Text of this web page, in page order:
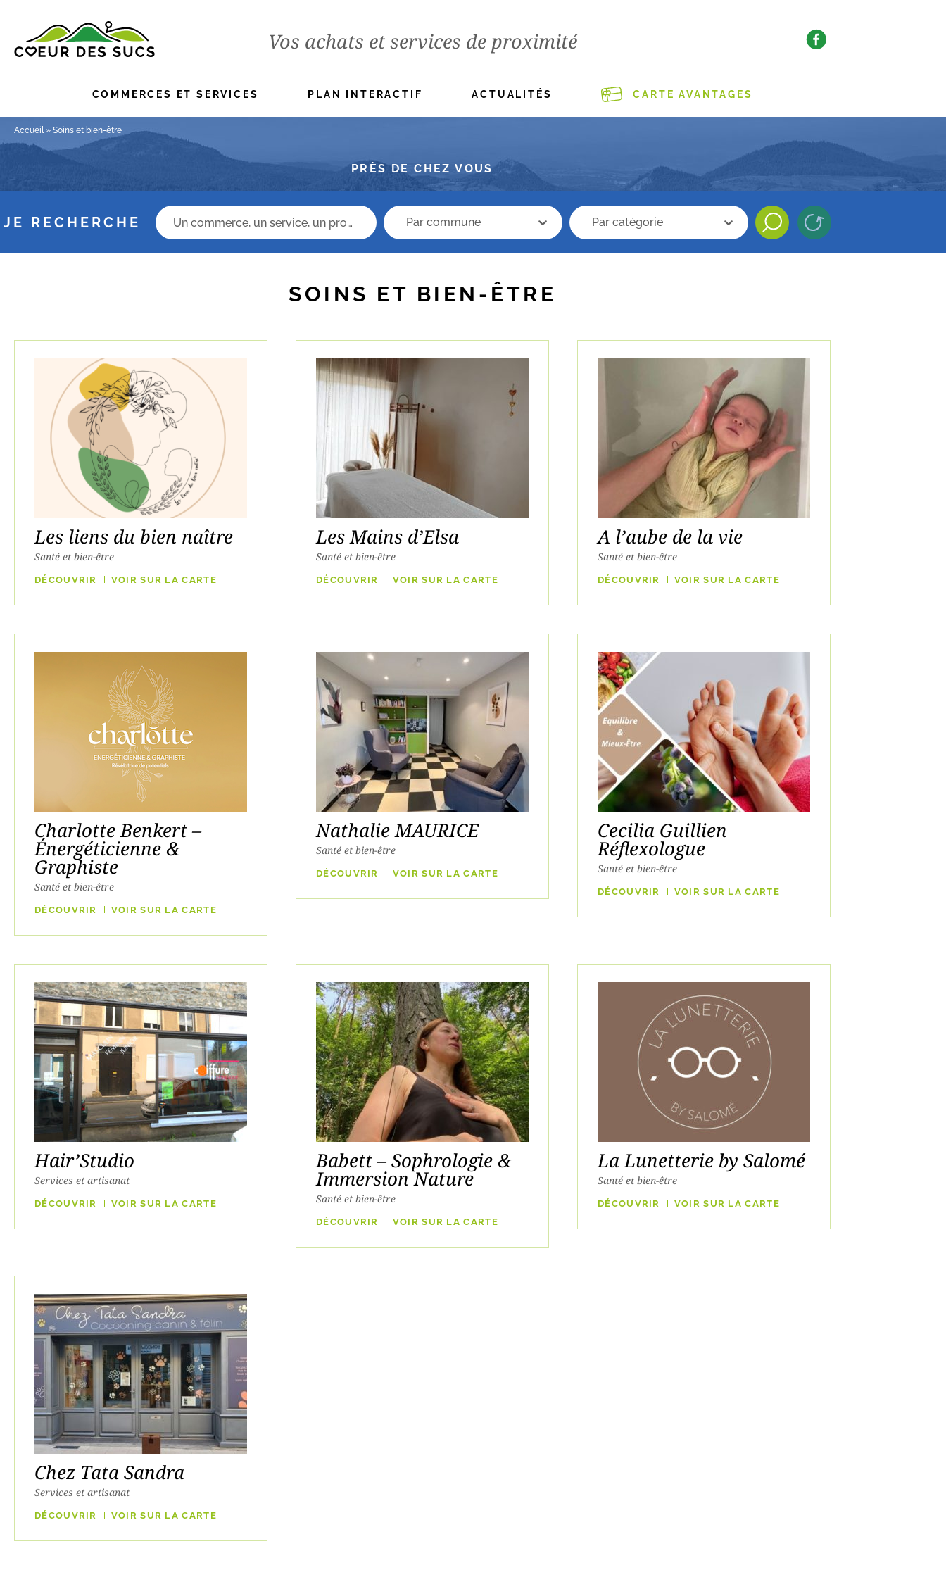
Vos achats et services de proximité
COMMERCES ET SERVICES PLAN INTERACTIF ACTUALITÉS CARTE AVANTAGES
Accueil» Soins et bien-être
PRÈS DE CHEZ VOUS
JE RECHERCHE
Champs recherche recherche commune
recherche commune
Recherche categorie
Recherche categorie
SOINS ET BIEN-ÊTRE
Les liens du bien naître
Santé et bien-être
DÉCOUVRIR VOIR SUR LA CARTE
Les Mains d’Elsa
Santé et bien-être
DÉCOUVRIR VOIR SUR LA CARTE
A l’aube de la vie
Santé et bien-être
DÉCOUVRIR VOIR SUR LA CARTE
Charlotte Benkert –
Énergéticienne &
Graphiste
Santé et bien-être
DÉCOUVRIR VOIR SUR LA CARTE
Nathalie MAURICE
Santé et bien-être
DÉCOUVRIR VOIR SUR LA CARTE
Cecilia Guillien
Réflexologue
Santé et bien-être
DÉCOUVRIR VOIR SUR LA CARTE
Hair’Studio
Services et artisanat
DÉCOUVRIR VOIR SUR LA CARTE
Babett – Sophrologie &
Immersion Nature
Santé et bien-être
DÉCOUVRIR VOIR SUR LA CARTE
La Lunetterie by Salomé
Santé et bien-être
DÉCOUVRIR VOIR SUR LA CARTE
Chez Tata Sandra
Services et artisanat
DÉCOUVRIR VOIR SUR LA CARTE